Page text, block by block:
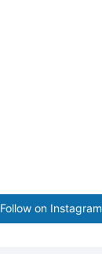
Follow on Instagram